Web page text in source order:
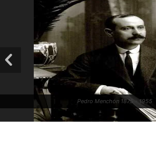
Pedro Menchón 1875 - 1955